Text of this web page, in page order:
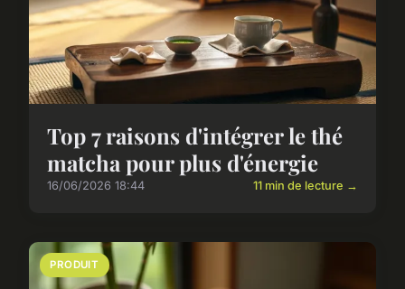
Top 7 raisons d'intégrer le thé
matcha pour plus d'énergie
16/06/2026 18:44 11 min de lecture →
PRODUIT